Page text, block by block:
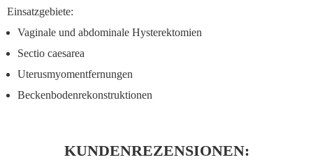
Einsatzgebiete:
Vaginale und abdominale Hysterektomien
Sectio caesarea
Uterusmyomentfernungen
Beckenbodenrekonstruktionen
KUNDENREZENSIONEN: